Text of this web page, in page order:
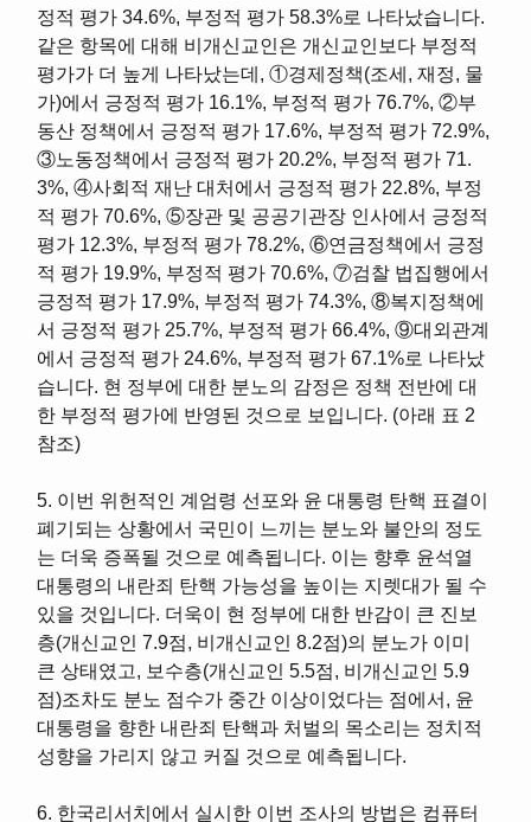
정적 평가 34.6%, 부정적 평가 58.3%로 나타났습니다.
같은 항목에 대해 비개신교인은 개신교인보다 부정적
평가가 더 높게 나타났는데, ①경제정책(조세, 재정, 물
가)에서 긍정적 평가 16.1%, 부정적 평가 76.7%, ②부
동산 정책에서 긍정적 평가 17.6%, 부정적 평가 72.9%,
③노동정책에서 긍정적 평가 20.2%, 부정적 평가 71.
3%, ④사회적 재난 대처에서 긍정적 평가 22.8%, 부정
적 평가 70.6%, ⑤장관 및 공공기관장 인사에서 긍정적
평가 12.3%, 부정적 평가 78.2%, ⑥연금정책에서 긍정
적 평가 19.9%, 부정적 평가 70.6%, ⑦검찰 법집행에서
긍정적 평가 17.9%, 부정적 평가 74.3%, ⑧복지정책에
서 긍정적 평가 25.7%, 부정적 평가 66.4%, ⑨대외관계
에서 긍정적 평가 24.6%, 부정적 평가 67.1%로 나타났
습니다. 현 정부에 대한 분노의 감정은 정책 전반에 대
한 부정적 평가에 반영된 것으로 보입니다. (아래 표 2
참조)
5. 이번 위헌적인 계엄령 선포와 윤 대통령 탄핵 표결이
폐기되는 상황에서 국민이 느끼는 분노와 불안의 정도
는 더욱 증폭될 것으로 예측됩니다. 이는 향후 윤석열
대통령의 내란죄 탄핵 가능성을 높이는 지렛대가 될 수
있을 것입니다. 더욱이 현 정부에 대한 반감이 큰 진보
층(개신교인 7.9점, 비개신교인 8.2점)의 분노가 이미
큰 상태였고, 보수층(개신교인 5.5점, 비개신교인 5.9
점)조차도 분노 점수가 중간 이상이었다는 점에서, 윤
대통령을 향한 내란죄 탄핵과 처벌의 목소리는 정치적
성향을 가리지 않고 커질 것으로 예측됩니다.
6. 한국리서치에서 실시한 이번 조사의 방법은 컴퓨터